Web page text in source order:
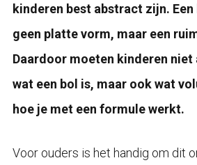
kinderen best abstract zijn.
geen platte vorm, maar een
Daardoor moeten kinderen niet
wat een bol is, maar ook wat
hoe je met een formule werkt.
Voor ouders is het handig om dit